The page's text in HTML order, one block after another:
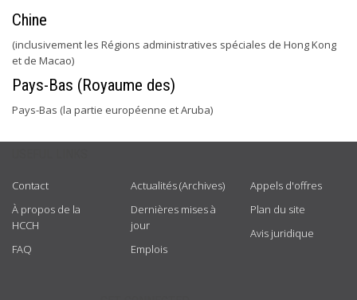
Chine
(inclusivement les Régions administratives spéciales de Hong Kong
et de Macao)
Pays-Bas (Royaume des)
Pays-Bas (la partie européenne et Aruba)
Contact
À propos de la
HCCH
FAQ
Actualités (Archives)
Dernières mises à
jour
Emplois
Appels d'offres
Plan du site
Avis juridique